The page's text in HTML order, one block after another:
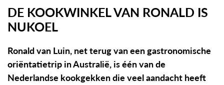
DE KOOKWINKEL VAN RONALD IS
NUKOEL
Ronald van Luin, net terug van een gastronomische
oriëntatietrip in Australië, is één van de
Nederlandse kookgekken die veel aandacht heeft